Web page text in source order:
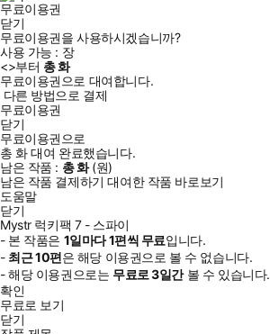
무료이용권
닫기
무료이용권을 사용하시겠습니까?
사용 가능 : 장
<>부터 총화
무료이용권으로 대여합니다.
다른 방법으로 결제
무료이용권
닫기
무료이용권으로
총 화대여 완료했습니다.
남은 작품 : 총화(원)
남은 작품 결제하기 대여한 작품 바로보기
도움말
닫기
Mystr 럭키팩 7 - 스파이
- 본 작품은 1일마다1편씩 무료입니다.
- 최근10편은 해당 이용권으로 볼 수 없습니다.
- 해당 이용권으로는 무료로3일간볼 수 있습니다.
확인
무료로 보기
닫기